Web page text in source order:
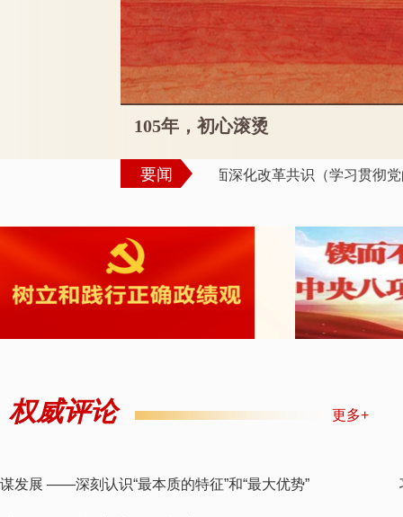
105年，初心滚烫
要闻
广泛凝聚进一步全面深化改革共识（学习贯彻党
权威评论 更多+
谋发展 ——深刻认识“最本质的特征”和“最大优势”